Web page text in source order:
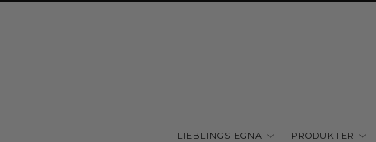
LIEBLINGS EGNA PRODUKTER